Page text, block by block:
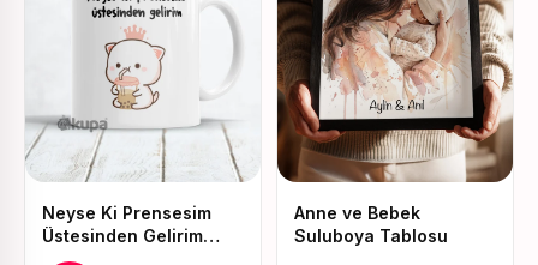
Neyse Ki Prensesim
Üstesinden Gelirim
Baskılı Kupa ve Yastık
Anne ve Bebek
Suluboya Tablosu